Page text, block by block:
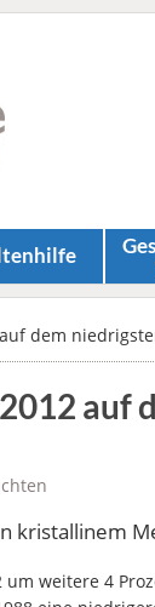
dem
auf
kristallinem
weitere 4